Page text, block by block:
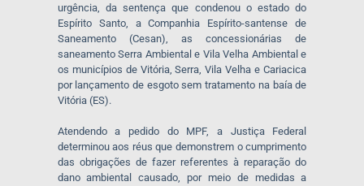
urgência, da sentença que condenou o estado do
Espírito Santo, a Companhia Espírito-santense de
Saneamento (Cesan), as concessionárias de
saneamento Serra Ambiental e Vila Velha Ambiental e
os municípios de Vitória, Serra, Vila Velha e Cariacica
por lançamento de esgoto sem tratamento na baía de
Vitória (ES).
Atendendo a pedido do MPF, a Justiça Federal
determinou aos réus que demonstrem o cumprimento
das obrigações de fazer referentes à reparação do
dano ambiental causado, por meio de medidas a